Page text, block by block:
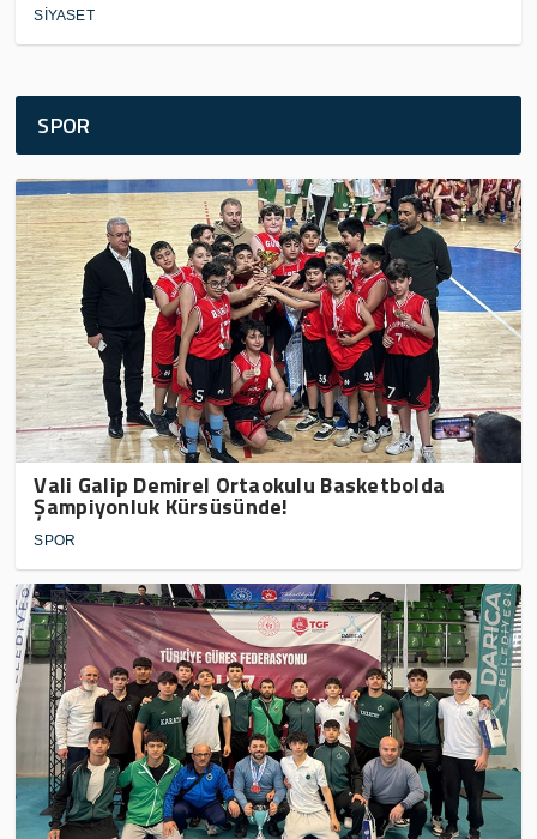
SİYASET
SPOR
Vali Galip Demirel Ortaokulu Basketbolda
Şampiyonluk Kürsüsünde!
SPOR